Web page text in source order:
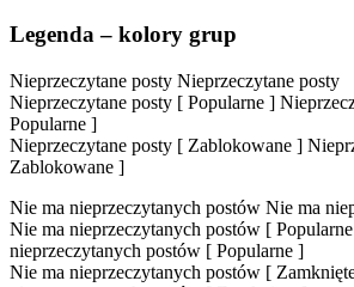
Legenda – kolory grup
Nieprzeczytane posty Nieprzeczytane posty
Nieprzeczytane posty [ Popularne ]
Popularne ]
Nieprzeczytane posty [ Zablokowane ]
Zablokowane ]
Nie ma nieprzeczytanych postów Nie ma
Nie ma nieprzeczytanych postów [
nieprzeczytanych postów [ Popularne ]
Nie ma nieprzeczytanych postów [